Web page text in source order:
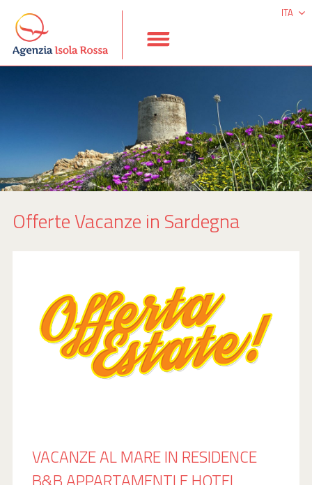
ITA
ENG
Offerte Vacanze in Sardegna
VACANZE AL MARE IN RESIDENCE